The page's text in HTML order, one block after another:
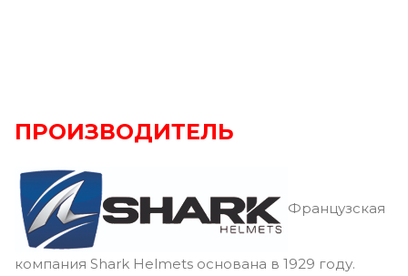
ПРОИЗВОДИТЕЛЬ
Французская
компания Shark Helmets основана в 1929 году.